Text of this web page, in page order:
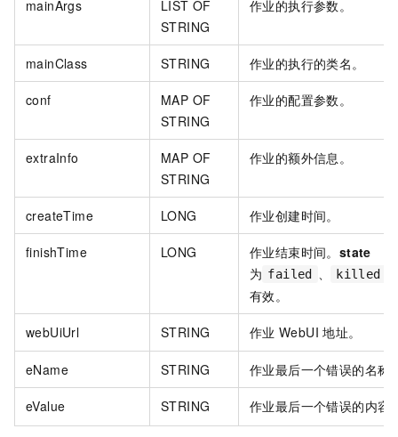
mainArgs​
LIST OF
STRING
作业的执行参数。
mainClass STRING 作业的执行的类名。
conf
MAP OF
STRING
作业的配置参数。
extraInfo
MAP OF
STRING
作业的额外信息。
createTime​ LONG 作业创建时间。
finishTime​ LONG 作业结束时间。 state
为 failed 、 killed
有效。
webUiUrl​ STRING 作业 WebUI 地址。
eName​ STRING 作业最后一个错误的名称
eValue STRING 作业最后一个错误的内容